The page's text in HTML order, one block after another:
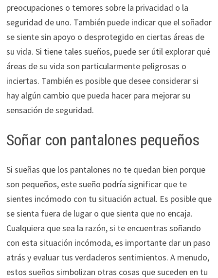
preocupaciones o temores sobre la privacidad o la
seguridad de uno. También puede indicar que el soñador
se siente sin apoyo o desprotegido en ciertas áreas de
su vida. Si tiene tales sueños, puede ser útil explorar qué
áreas de su vida son particularmente peligrosas o
inciertas. También es posible que desee considerar si
hay algún cambio que pueda hacer para mejorar su
sensación de seguridad.
Soñar con pantalones pequeños
Si sueñas que los pantalones no te quedan bien porque
son pequeños, este sueño podría significar que te
sientes incómodo con tu situación actual. Es posible que
se sienta fuera de lugar o que sienta que no encaja.
Cualquiera que sea la razón, si te encuentras soñando
con esta situación incómoda, es importante dar un paso
atrás y evaluar tus verdaderos sentimientos. A menudo,
estos sueños simbolizan otras cosas que suceden en tu